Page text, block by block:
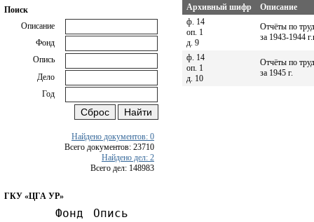
Поиск
Описание
Фонд
Опись
Дело
Год
Найдено документов: 0
Всего документов: 23710
Найдено дел: 2
Всего дел: 148983
ГКУ «ЦГА УР»
Фонд
Опись
Архивный шифр
Описание
ф. 14
оп. 1
д. 9
Отчёты по
за 1943-1944
ф. 14
оп. 1
д. 10
Отчёты по
за 1945 г.